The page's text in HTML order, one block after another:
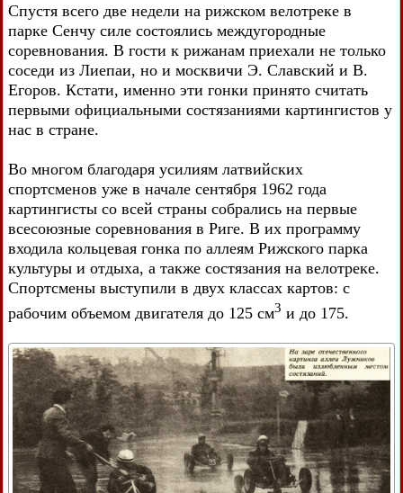
Спустя всего две недели на рижском велотреке в
парке Сенчу силе состоялись междугородные
соревнования. В гости к рижанам приехали не только
соседи из Лиепаи, но и москвичи Э. Славский и В.
Егоров. Кстати, именно эти гонки принято считать
первыми официальными состязаниями картингистов у
нас в стране.
Во многом благодаря усилиям латвийских
спортсменов уже в начале сентября 1962 года
картингисты со всей страны собрались на первые
всесоюзные соревнования в Риге. В их программу
входила кольцевая гонка по аллеям Рижского парка
культуры и отдыха, а также состязания на велотреке.
Спортсмены выступили в двух классах картов: с
рабочим объемом двигателя до 125 см3 и до 175.